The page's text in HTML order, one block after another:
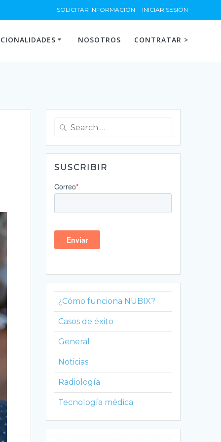
SOLICITAR INFORMACIÓN INICIAR SESIÓN
NOSOTROS CONTRATAR >
Search
SUSCRIBIR
¿Cómo funciona NUBIX?
Casos de éxito
General
Noticias
Radiología
Tecnología médica